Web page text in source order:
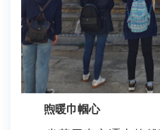
煦暖巾帼心